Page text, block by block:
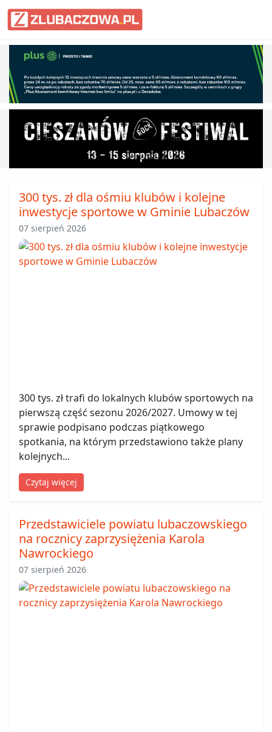
Informacje Lubaczów, powiat
300 tys. zł dla ośmiu klubów i kolejne
inwestycje sportowe w Gminie Lubaczów
07 sierpień 2026
300 tys. zł trafi do lokalnych klubów sportowych na
pierwszą część sezonu 2026/2027. Umowy w tej
sprawie podpisano podczas piątkowego
spotkania, na którym przedstawiono także plany
kolejnych...
Czytaj więcej
Przedstawiciele powiatu lubaczowskiego
na rocznicy zaprzysiężenia Karola
Nawrockiego
07 sierpień 2026